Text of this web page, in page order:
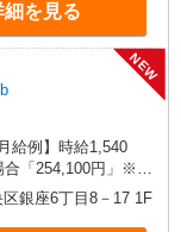
細を見る
NEW
「254,100円」※月
り異なります。
銀座6丁目8－17 1F